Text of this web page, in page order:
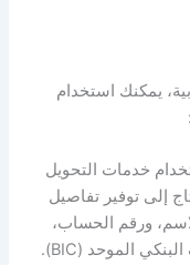
يمكنك استخدام
خدمات التحويل
إلى توفير تفاصيل
ورقم الحساب،